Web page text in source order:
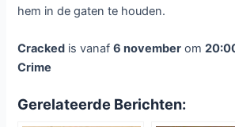
hem in de gaten te houden.
Cracked is vanaf6 november om
Crime
Gerelateerde Berichten: